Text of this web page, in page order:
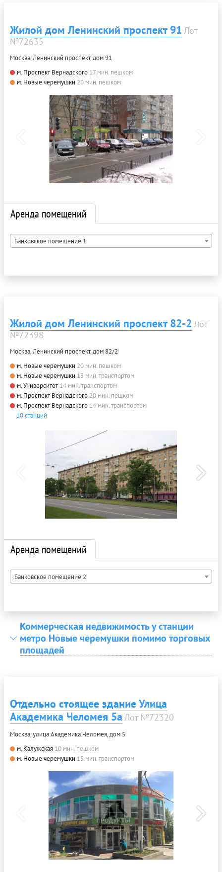
Жилой дом Ленинский проспект 91 Лот
№72635
Москва, Ленинский проспект, дом 91
м. Проспект Вернадского 17 мин. пешком
м. Новые черемушки 20 мин. пешком
Аренда помещений
Банковское помещение 1
Жилой дом Ленинский проспект 82-2 Лот
№72398
Москва, Ленинский проспект, дом 82/2
м. Новые черемушки 20 мин. пешком
м. Новые черемушки 13 мин. транспортом
м. Университет 14 мин. транспортом
м. Проспект Вернадского 20 мин. пешком
м. Проспект Вернадского 14 мин. транспортом
10 станций
Аренда помещений
Банковское помещение 2
Коммерческая недвижимость у станции
метро Новые черемушки помимо торговых
площадей
Отдельно стоящее здание Улица
Академика Челомея 5а Лот №72320
Москва, улица Академика Челомея, дом 5
м. Калужская 10 мин. пешком
м. Новые черемушки 15 мин. транспортом